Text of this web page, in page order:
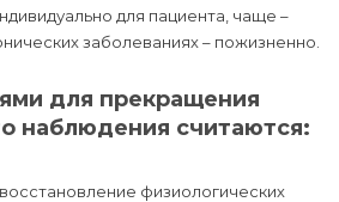
для пациента, чаще –
заболеваниях – пожизненно.
для прекращения
наблюдения считаются:
физиологических